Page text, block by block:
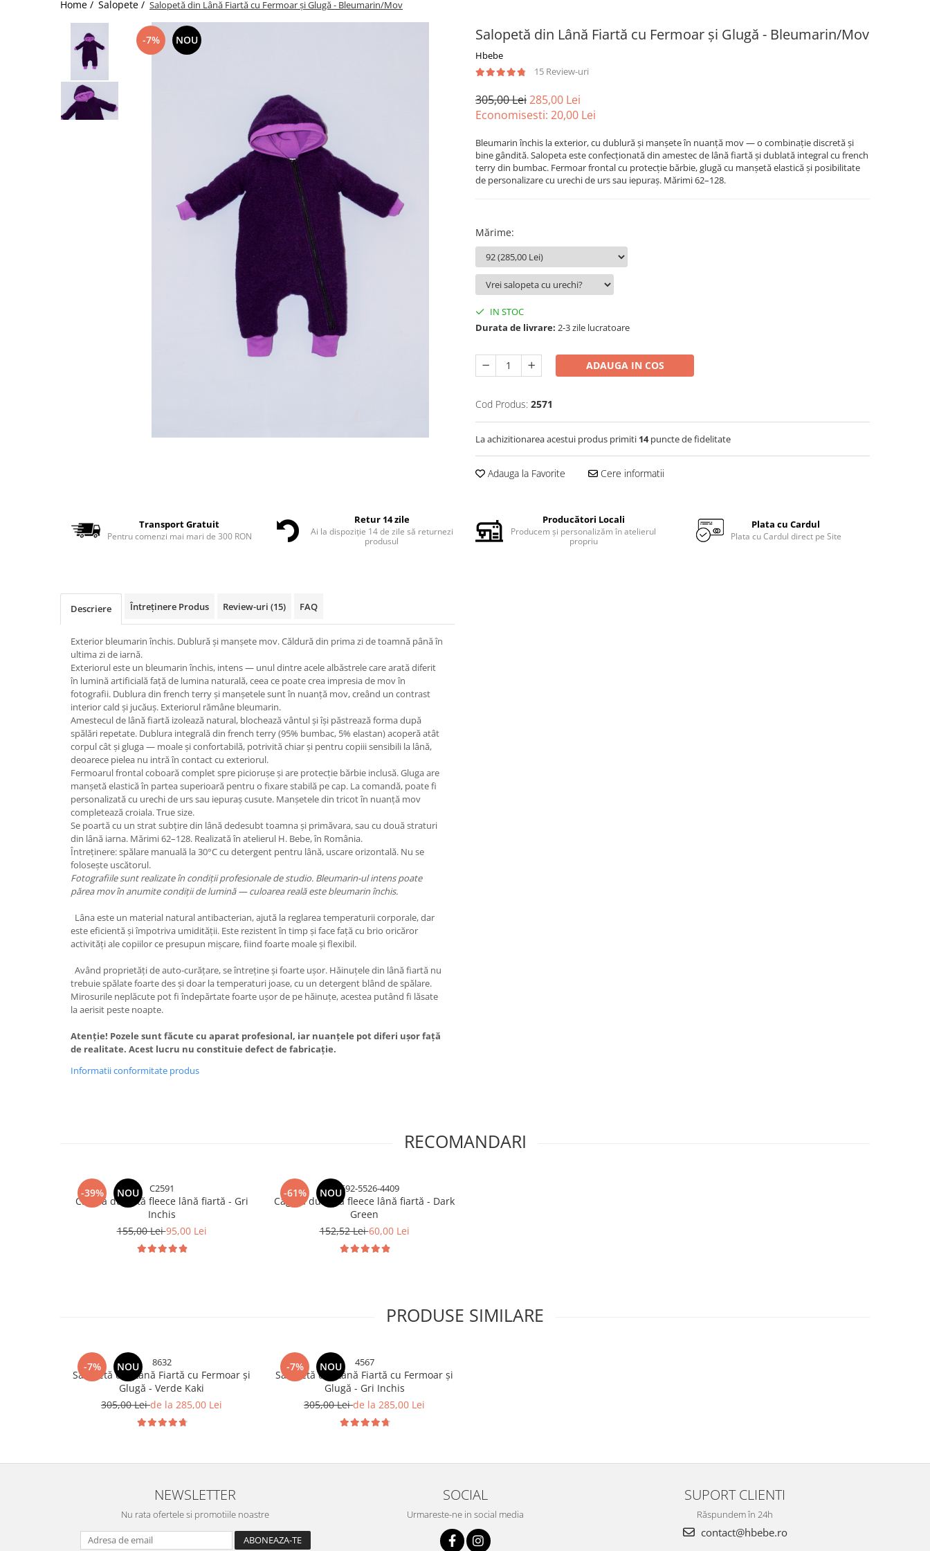
Home / Salopete / Salopetă din Lână Fiartă cu Fermoar și Glugă - Bleumarin/Mov
Salopetă din Lână Fiartă cu Fermoar și Glugă - Bleumarin/Mov
Hbebe
15 Review-uri
-7% NOU
305,00 Lei285,00 Lei
Economisesti: 20,00 Lei
Bleumarin închis la exterior, cu dublură și manșete în nuanță mov — o combinație discretă și
bine gândită. Salopeta este confecționată din amestec de lână fiartă și dublată integral cu french
terry din bumbac. Fermoar frontal cu protecție bărbie, glugă cu manșetă elastică și posibilitate
de personalizare cu urechi de urs sau iepuraș. Mărimi 62–128.
Mărime:
IN STOC
Durata de livrare: 2-3 zile lucratoare
ADAUGA IN COS
Cod Produs: 2571
La achizitionarea acestui produs primiti 14puncte de fidelitate
Adauga la Favorite Cere informatii
Transport Gratuit
Pentru comenzi mai mari de 300 RON
Retur 14 zile
Ai la dispoziție 14 de zile să returnezi
produsul
Producători Locali
Producem și personalizăm în atelierul
propriu
Plata cu Cardul
Plata cu Cardul direct pe Site
Descriere Întreținere Produs Review-uri (15) FAQ
Exterior bleumarin închis. Dublură și manșete mov. Căldură din prima zi de toamnă până în
ultima zi de iarnă.
Exteriorul este un bleumarin închis, intens — unul dintre acele albăstrele care arată diferit
în lumină artificială față de lumina naturală, ceea ce poate crea impresia de mov în
fotografii. Dublura din french terry și manșetele sunt în nuanță mov, creând un contrast
interior cald și jucăuș. Exteriorul rămâne bleumarin.
Amestecul de lână fiartă izolează natural, blochează vântul și își păstrează forma după
spălări repetate. Dublura integrală din french terry (95% bumbac, 5% elastan) acoperă atât
corpul cât și gluga — moale și confortabilă, potrivită chiar și pentru copiii sensibili la lână,
deoarece pielea nu intră în contact cu exteriorul.
Fermoarul frontal coboară complet spre piciorușe și are protecție bărbie inclusă. Gluga are
manșetă elastică în partea superioară pentru o fixare stabilă pe cap. La comandă, poate fi
personalizată cu urechi de urs sau iepuraș cusute. Manșetele din tricot în nuanță mov
completează croiala. True size.
Se poartă cu un strat subțire din lână dedesubt toamna și primăvara, sau cu două straturi
din lână iarna. Mărimi 62–128. Realizată în atelierul H. Bebe, în România.
Întreținere: spălare manuală la 30°C cu detergent pentru lână, uscare orizontală. Nu se
folosește uscătorul.
Fotografiile sunt realizate în condiții profesionale de studio. Bleumarin-ul intens poate
părea mov în anumite condiții de lumină — culoarea reală este bleumarin închis.
Lâna este un material natural antibacterian, ajută la reglarea temperaturii corporale, dar
este eficientă și împotriva umidității. Este rezistent în timp și face față cu brio oricăror
activități ale copiilor ce presupun mișcare, fiind foarte moale și flexibil.
Având proprietăți de auto-curățare, se întreține și foarte ușor. Hăinuțele din lână fiartă nu
trebuie spălate foarte des și doar la temperaturi joase, cu un detergent blând de spălare.
Mirosurile neplăcute pot fi îndepărtate foarte ușor de pe hăinuțe, acestea putând fi lăsate
la aerisit peste noapte.
Atenție! Pozele sunt făcute cu aparat profesional, iar nuanțele pot diferi ușor față
de realitate. Acest lucru nu constituie defect de fabricație.
Informatii conformitate produs
RECOMANDARI
-39% NOU C2591
Cagulă dublată fleece lână fiartă - Gri
Inchis
155,00 Lei95,00 Lei
-61% NOUC2592-5526-4409
Cagulă dublată fleece lână fiartă - Dark
Green
152,52 Lei60,00 Lei
PRODUSE SIMILARE
-7% NOU 8632
Salopetă din Lână Fiartă cu Fermoar și
Glugă - Verde Kaki
305,00 Leide la 285,00 Lei
-7% NOU 4567
Salopetă din Lână Fiartă cu Fermoar și
Glugă - Gri Inchis
305,00 Leide la 285,00 Lei
NEWSLETTER
Nu rata ofertele si promotiile noastre
SOCIAL
Urmareste-ne in social media
SUPORT CLIENTI
Răspundem în 24h
contact@hbebe.ro